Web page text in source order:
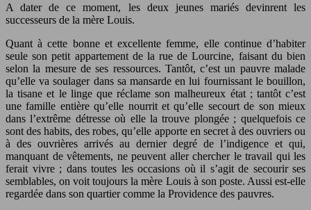
A dater de ce moment, les deux jeunes mariés devinrent les
successeurs de la mère Louis.
Quant à cette bonne et excellente femme, elle continue d’habiter
seule son petit appartement de la rue de Lourcine, faisant du bien
selon la mesure de ses ressources. Tantôt, c’est un pauvre malade
qu’elle va soulager dans sa mansarde en lui fournissant le bouillon,
la tisane et le linge que réclame son malheureux état ; tantôt c’est
une famille entière qu’elle nourrit et qu’elle secourt de son mieux
dans l’extrême détresse où elle la trouve plongée ; quelquefois ce
sont des habits, des robes, qu’elle apporte en secret à des ouvriers ou
à des ouvrières arrivés au dernier degré de l’indigence et qui,
manquant de vêtements, ne peuvent aller chercher le travail qui les
ferait vivre ; dans toutes les occasions où il s’agit de secourir ses
semblables, on voit toujours la mère Louis à son poste. Aussi est-elle
regardée dans son quartier comme la Providence des pauvres.